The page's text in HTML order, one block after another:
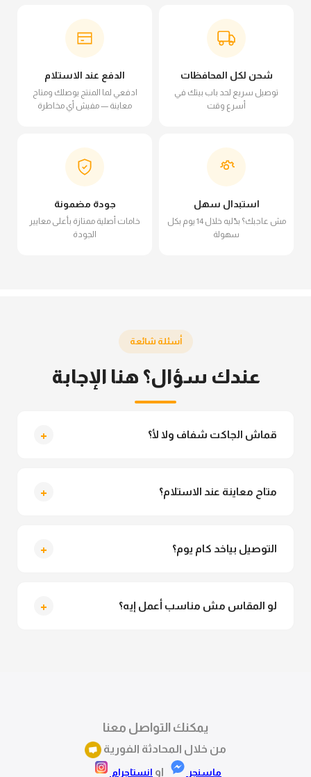
شحن لكل المحافظات
توصيل سريع لحد باب بيتك في
أسرع وقت
الدفع عند الاستلام
ادفعي لما المنتج يوصلك ومتاح
معاينة — مفيش أي مخاطرة
استبدال سهل
مش عاجبك؟ بدّليه خلال 14 يوم بكل
سهولة
جودة مضمونة
خامات أصلية ممتازة بأعلى معايير
الجودة
أسئلة شائعة
عندك سؤال؟ هنا الإجابة
قماش الجاكت شفاف ولا لأ؟ +
متاح معاينة عند الاستلام؟ +
التوصيل بياخد كام يوم؟ +
لو المقاس مش مناسب أعمل إيه؟ +
يمكنك التواصل معنا
من خلال المحادثة الفورية
ماسنجر او انستاجرام